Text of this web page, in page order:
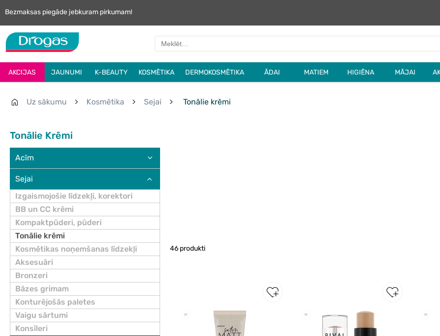
Bezmaksas piegāde jebkuram pirkumam!
AKCIJAS JAUNUMI K-BEAUTY KOSMĒTIKA DERMOKOSMĒTIKA ĀDAI MATIEM HIGIĒNA MĀJAI
Uz sākumu Kosmētika Sejai Tonālie krēmi
Tonālie Krēmi
Acīm
Sejai
Izgaismojošie līdzekļi, korektori
BB un CC krēmi
Kompaktpūderi, pūderi
Tonālie krēmi
Kosmētikas noņemšanas līdzekļi
Aksesuāri
Bronzeri
Bāzes grimam
Konturējošās paletes
Vaigu sārtumi
Konsīleri
46 produkti